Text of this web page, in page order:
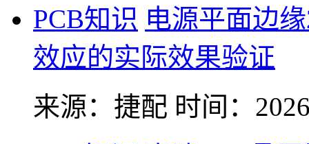
PCB知识 电源平面边
效应的实际效果验证
来源：捷配 时间：